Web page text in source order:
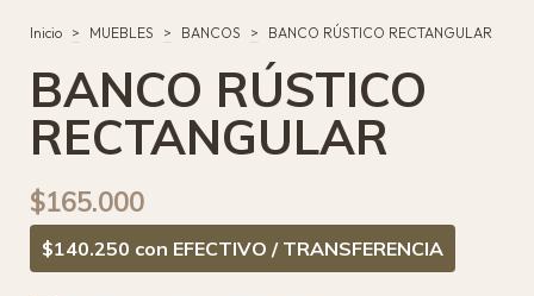
Inicio > MUEBLES > BANCOS > BANCO RÚSTICO RECTANGULAR
BANCO RÚSTICO
RECTANGULAR
$165.000
$140.250 con EFECTIVO / TRANSFERENCIA